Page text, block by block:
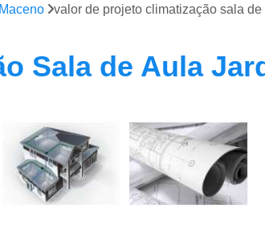
Contrato Manutenção
Contrato Prestação de Serviços
Limpeza de
Limpeza de Dutos de Ar
Limpeza de Dutos de Ar Condicionado
Limpeza de Dutos e Coifas
Limpeza de
valor de projeto climatização sala
Sala de Aula